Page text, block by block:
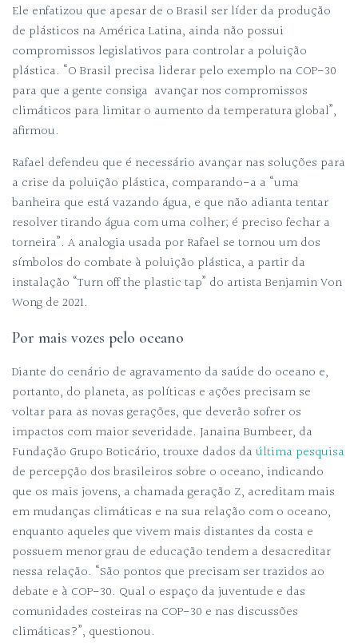
Ele enfatizou que apesar de o Brasil ser líder da produção
de plásticos na América Latina, ainda não possui
compromissos legislativos para controlar a poluição
plástica. “O Brasil precisa liderar pelo exemplo na COP-30
para que a gente consiga avançar nos compromissos
climáticos para limitar o aumento da temperatura global”,
afirmou.
Rafael defendeu que é necessário avançar nas soluções para
a crise da poluição plástica, comparando-a a “uma
banheira que está vazando água, e que não adianta tentar
resolver tirando água com uma colher; é preciso fechar a
torneira”. A analogia usada por Rafael se tornou um dos
símbolos do combate à poluição plástica, a partir da
instalação “Turn off the plastic tap” do artista Benjamin Von
Wong de 2021.
Por mais vozes pelo oceano
Diante do cenário de agravamento da saúde do oceano e,
portanto, do planeta, as políticas e ações precisam se
voltar para as novas gerações, que deverão sofrer os
impactos com maior severidade. Janaina Bumbeer, da
Fundação Grupo Boticário, trouxe dados da última pesquisa
de percepção dos brasileiros sobre o oceano, indicando
que os mais jovens, a chamada geração Z, acreditam mais
em mudanças climáticas e na sua relação com o oceano,
enquanto aqueles que vivem mais distantes da costa e
possuem menor grau de educação tendem a desacreditar
nessa relação. “São pontos que precisam ser trazidos ao
debate e à COP-30. Qual o espaço da juventude e das
comunidades costeiras na COP-30 e nas discussões
climáticas?”, questionou.